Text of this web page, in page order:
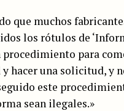
que muchos
los rótulos de
procedimiento para
hacer una solicitud, y
este
sean ilegales.»